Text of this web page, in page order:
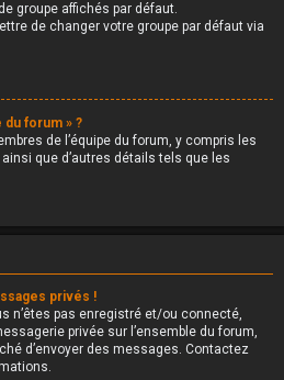
groupe affichés par défaut.
de changer votre groupe par défaut via
du forum » ?
de l’équipe du forum, y compris les
que d’autres détails tels que les
privés !
n’êtes pas enregistré et/ou connecté,
privée sur l’ensemble du forum,
d’envoyer des messages. Contactez